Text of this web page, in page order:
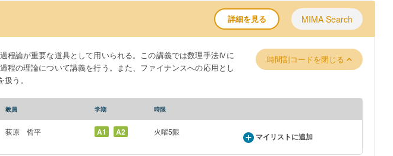
詳細を見る MIMA Search
程論が重要な道具として用いられる。この講義では数理手法Ⅳに
の理論について講義を行う。また、ファイナンスへの応用とし
う。
時間割コードを閉じる
教員 学期 時限
荻原 哲平 A1 A2 火曜5限 マイリストに追加